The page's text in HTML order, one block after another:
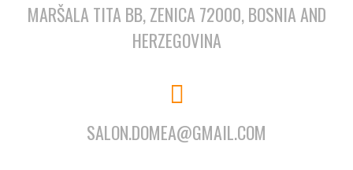
MARŠALA TITA BB, ZENICA 72000, BOSNIA AND
HERZEGOVINA
SALON.DOMEA@GMAIL.COM